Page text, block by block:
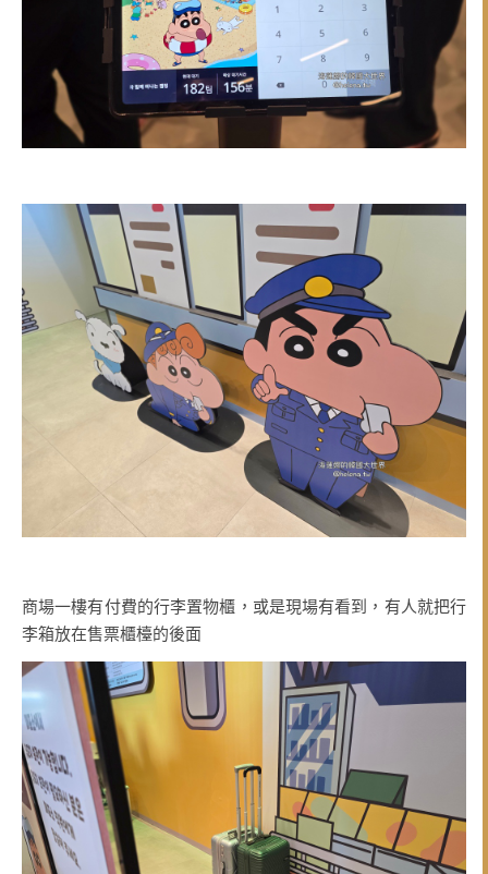
商場一樓有付費的行李置物櫃，或是現場有看到，有人就把行
李箱放在售票櫃檯的後面